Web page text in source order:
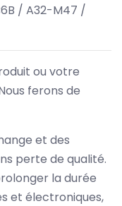
/ A32-M47 /
ou votre
ferons de
et des
perte de qualité.
la durée
et électroniques,